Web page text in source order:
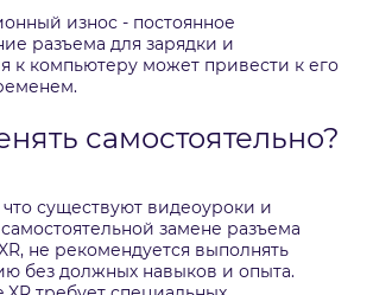
износ - постоянное
разъема для зарядки и
к компьютеру может привести к его
самостоятельно?
существуют видеоуроки и
замене разъема
не рекомендуется выполнять
без должных навыков и опыта.